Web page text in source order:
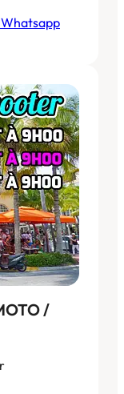
Whatsapp
/